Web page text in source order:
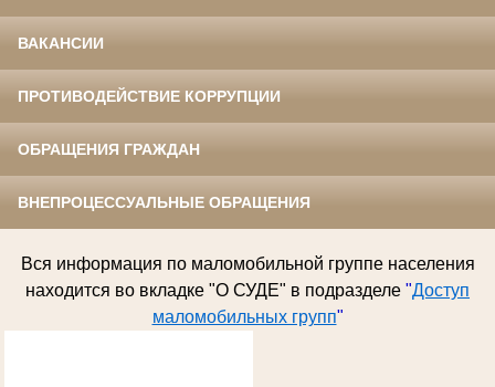
ВАКАНСИИ
ПРОТИВОДЕЙСТВИЕ КОРРУПЦИИ
ОБРАЩЕНИЯ ГРАЖДАН
ВНЕПРОЦЕССУАЛЬНЫЕ ОБРАЩЕНИЯ
Вся информация по маломобильной группе населения
находится во вкладке "О СУДЕ" в подразделе "Доступ
маломобильных групп"